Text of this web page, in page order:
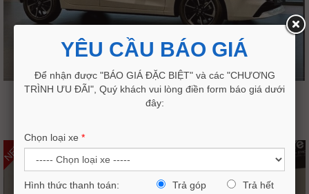
NEW MAZDA 2 SPORT 1.5 LUXURY
NEW
YÊU CẦU BÁO GIÁ
Để nhận được "BÁO GIÁ ĐẶC BIỆT" và các "CHƯƠNG
TRÌNH ƯU ĐÃI", Quý khách vui lòng điền form báo giá dưới
đây:
Chọn loại xe *
Hình thức thanh toán: Trả góp Trả hết